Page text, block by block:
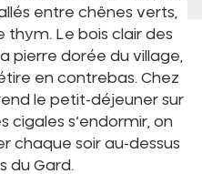
entre chênes verts,
thym. Le bois clair des
pierre dorée du village,
en contrebas. Chez
le petit-déjeuner sur
cigales s’endormir, on
chaque soir au-dessus
du Gard.